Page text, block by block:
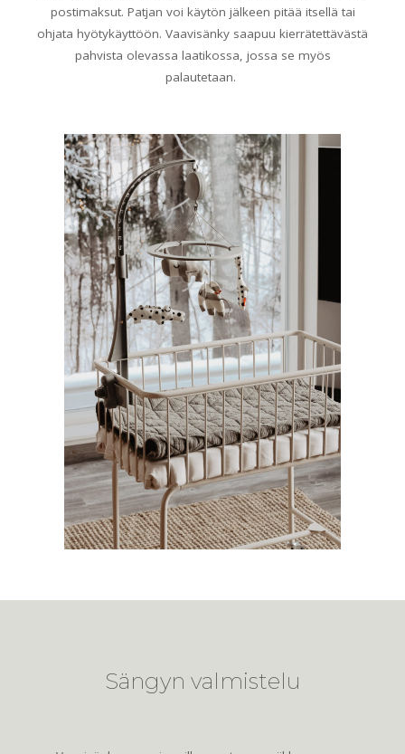
postimaksut. Patjan voi käytön jälkeen pitää itsellä tai
ohjata hyötykäyttöön. Vaavisänky saapuu kierrätettävästä
pahvista olevassa laatikossa, jossa se myös
palautetaan.
Sängyn valmistelu